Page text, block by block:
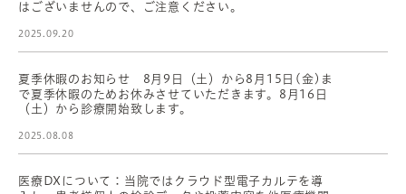
はございませんので、ご注意ください。
2025.09.20
夏季休暇のお知らせ 8月9日（土）から8月15日(金)ま
で夏季休暇のためお休みさせていただきます。8月16日
（土）から診療開始致します。
2025.08.08
医療DXについて：当院ではクラウド型電子カルテを導